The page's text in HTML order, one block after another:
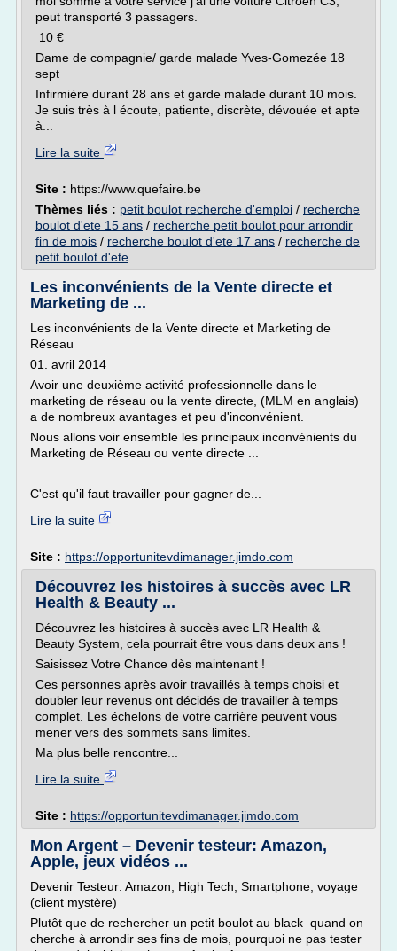
peut transporté 3 passagers.
10 €
Dame de compagnie/ garde malade Yves-Gomezée 18
sept
Infirmière durant 28 ans et garde malade durant 10 mois.
Je suis très à l écoute, patiente, discrète, dévouée et apte
à...
Lire la suite
Site : https://www.quefaire.be
Thèmes liés : petit boulot recherche d'emploi / recherche
boulot d'ete 15 ans / recherche petit boulot pour arrondir
fin de mois / recherche boulot d'ete 17 ans / recherche de
petit boulot d'ete
Les inconvénients de la Vente directe et
Marketing de ...
Les inconvénients de la Vente directe et Marketing de
Réseau
01. avril 2014
Avoir une deuxième activité professionnelle dans le
marketing de réseau ou la vente directe, (MLM en anglais)
a de nombreux avantages et peu d'inconvénient.
Nous allons voir ensemble les principaux inconvénients du
Marketing de Réseau ou vente directe ...
C'est qu'il faut travailler pour gagner de...
Lire la suite
Site : https://opportunitevdimanager.jimdo.com
Découvrez les histoires à succès avec LR
Health & Beauty ...
Découvrez les histoires à succès avec LR Health &
Beauty System, cela pourrait être vous dans deux ans !
Saisissez Votre Chance dès maintenant !
Ces personnes après avoir travaillés à temps choisi et
doubler leur revenus ont décidés de travailler à temps
complet. Les échelons de votre carrière peuvent vous
mener vers des sommets sans limites.
Ma plus belle rencontre...
Lire la suite
Site : https://opportunitevdimanager.jimdo.com
Mon Argent – Devenir testeur: Amazon,
Apple, jeux vidéos ...
Devenir Testeur: Amazon, High Tech, Smartphone, voyage
(client mystère)
Plutôt que de rechercher un petit boulot au black quand on
cherche à arrondir ses fins de mois, pourquoi ne pas tester